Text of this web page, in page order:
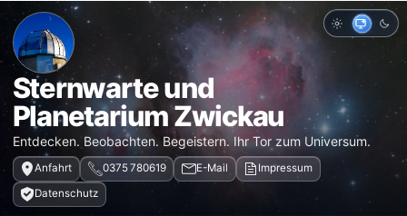
Sternwarte und
Planetarium Zwickau
Entdecken. Beobachten. Begeistern. Ihr Tor zum Universum.
Anfahrt 0375 780619 E-Mail
Impressum
Datenschutz
Hell Auto